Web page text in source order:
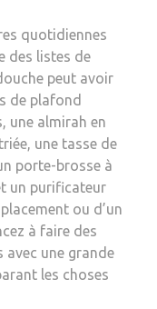
quotidiennes
des listes de
peut avoir
de plafond
une almirah en
une tasse de
porte-brosse à
un purificateur
ou d’un
à faire des
une grande
les choses